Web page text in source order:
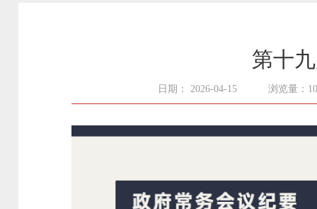
第十
日期： 2026-04-15 浏览量：